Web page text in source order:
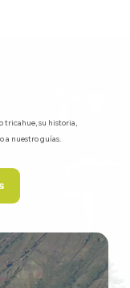
tricahue, su historia,
a nuestro guías.